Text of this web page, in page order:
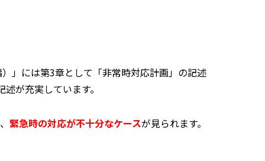
」には第3章として「非常時対応計画」の記述
が充実しています。
緊急時の対応が不十分なケースが見られます。